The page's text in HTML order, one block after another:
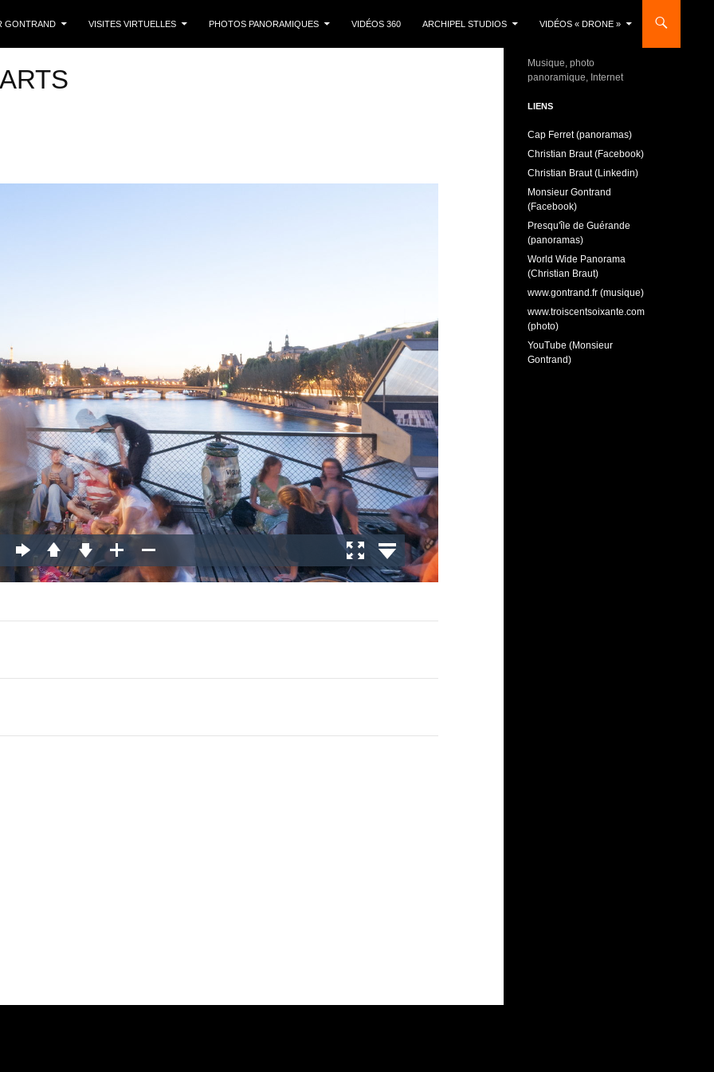
GONTRAND
VISITES VIRTUELLES PHOTOS PANORAMIQUES VIDÉOS 360 ARCHIPEL STUDIOS VIDÉOS « DRONE »
Musique, photo
panoramique, Internet
LIENS
Cap Ferret (panoramas)
Christian Braut (Facebook)
Christian Braut (Linkedin)
Monsieur Gontrand
(Facebook)
Presqu'île de Guérande
(panoramas)
World Wide Panorama
(Christian Braut)
www.gontrand.fr (musique)
www.troiscentsoixante.com
(photo)
YouTube (Monsieur
Gontrand)